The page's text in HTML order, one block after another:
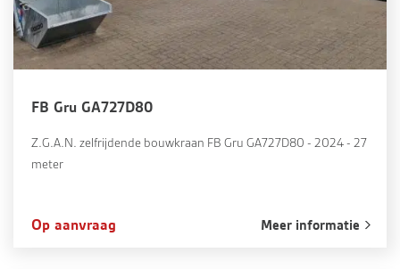
FB Gru GA727D80
Z.G.A.N. zelfrijdende bouwkraan FB Gru GA727D80 - 2024 - 27
meter
Op aanvraag Meer informatie